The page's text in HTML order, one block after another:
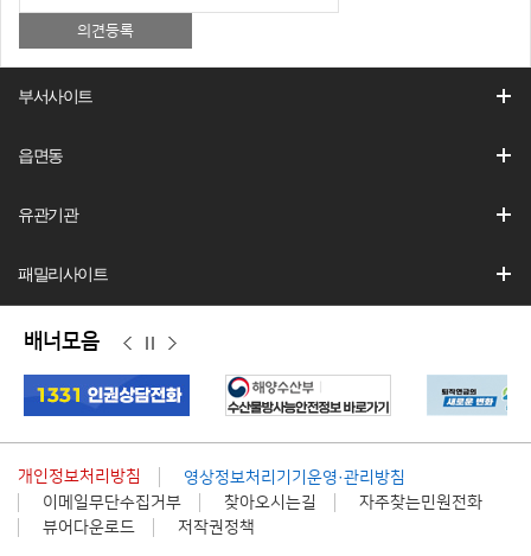
부서사이트
읍면동
유관기관
패밀리사이트
배너모음
전 지 음
개인정보처리방침
영상정보처리기기운영·관리방침
이메일무단수집거부
찾아오시는길
자주찾는민원전화
뷰어다운로드
저작권정책